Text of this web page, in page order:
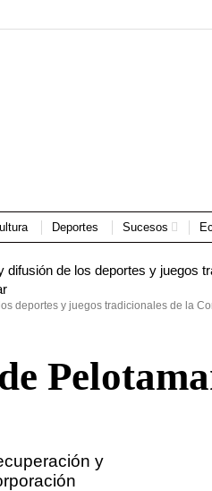
Deportes Sucesos
deportes y juegos tradicionales de la
y